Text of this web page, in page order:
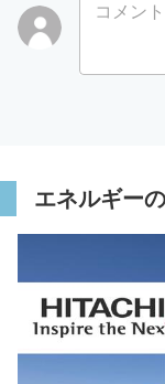
コメン
エネルギー